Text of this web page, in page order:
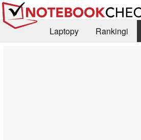
Laptopy Rankingi